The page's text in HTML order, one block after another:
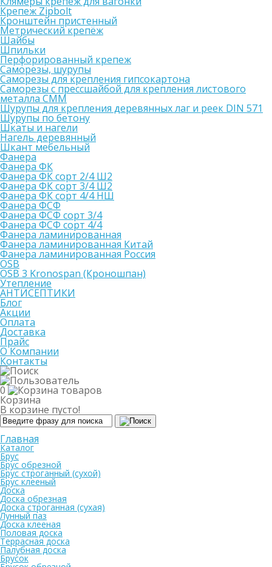
Крепеж Zipbolt
Кронштейн пристенный
Метрический крепёж
Шайбы
Шпильки
Перфорированный крепеж
Саморезы, шурупы
Саморезы для крепления гипсокартона
Саморезы с прессшайбой для крепления листового
металла СММ
Шурупы для крепления деревянных лаг и реек DIN 571
Шурупы по бетону
Шкаты и нагели
Нагель деревянный
Шкант мебельный
Фанера
Фанера ФК
Фанера ФК сорт 2/4 Ш2
Фанера ФК сорт 3/4 Ш2
Фанера ФК сорт 4/4 НШ
Фанера ФСФ
Фанера ФСФ сорт 3/4
Фанера ФСФ сорт 4/4
Фанера ламинированная
Фанера ламинированная Китай
Фанера ламинированная Россия
OSB
OSB 3 Kronospan (Кроношпан)
Утепление
АНТИСЕПТИКИ
Блог
Акции
Оплата
Доставка
Прайс
О Компании
Контакты
0
Корзина
В корзине пусто!
Главная
Каталог
Брус
Брус обрезной
Брус строганный (сухой)
Брус клееный
Доска
Доска обрезная
Доска строганная (сухая)
Лунный паз
Доска клееная
Половая доска
Террасная доска
Палубная доска
Брусок